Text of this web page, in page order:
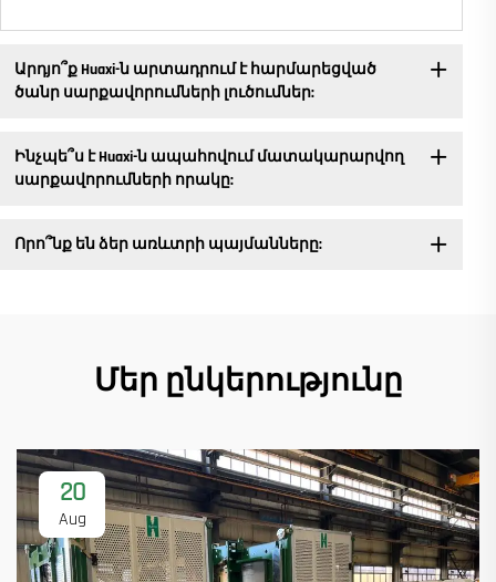
Արդյո՞ք Huaxi-ն արտադրում է հարմարեցված
ծանր սարքավորումների լուծումներ:
Ինչպե՞ս է Huaxi-ն ապահովում մատակարարվող
սարքավորումների որակը:
Որո՞նք են ձեր առևտրի պայմանները:
Մեր ընկերությունը
20
Aug